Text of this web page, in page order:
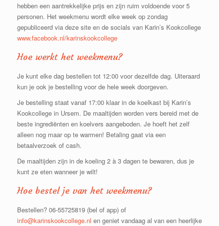
hebben een aantrekkelijke prijs en zijn ruim voldoende voor 5
personen. Het weekmenu wordt elke week op zondag
gepubliceerd via deze site en de socials van Karin’s Kookcollege
www.facebook.nl/karinskookcollege
Hoe werkt het weekmenu?
Je kunt elke dag bestellen tot 12:00 voor dezelfde dag. Uiteraard
kun je ook je bestelling voor de hele week doorgeven.
Je bestelling staat vanaf 17:00 klaar in de koelkast bij Karin’s
Kookcollege in Ursem. De maaltijden worden vers bereid met de
beste ingrediënten en koelvers aangeboden. Je hoeft het zelf
alleen nog maar op te warmen! Betaling gaat via een
betaalverzoek of cash.
De maaltijden zijn in de koeling 2 à 3 dagen te bewaren, dus je
kunt ze eten wanneer je wilt!
Hoe bestel je van het weekmenu?
Bestellen? 06-55725819 (bel of app) of
info@karinskookcollege.nl en geniet vandaag al van een heerlijke